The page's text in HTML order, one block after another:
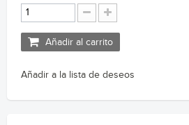
Añadir al carrito
Añadir a la lista de deseos